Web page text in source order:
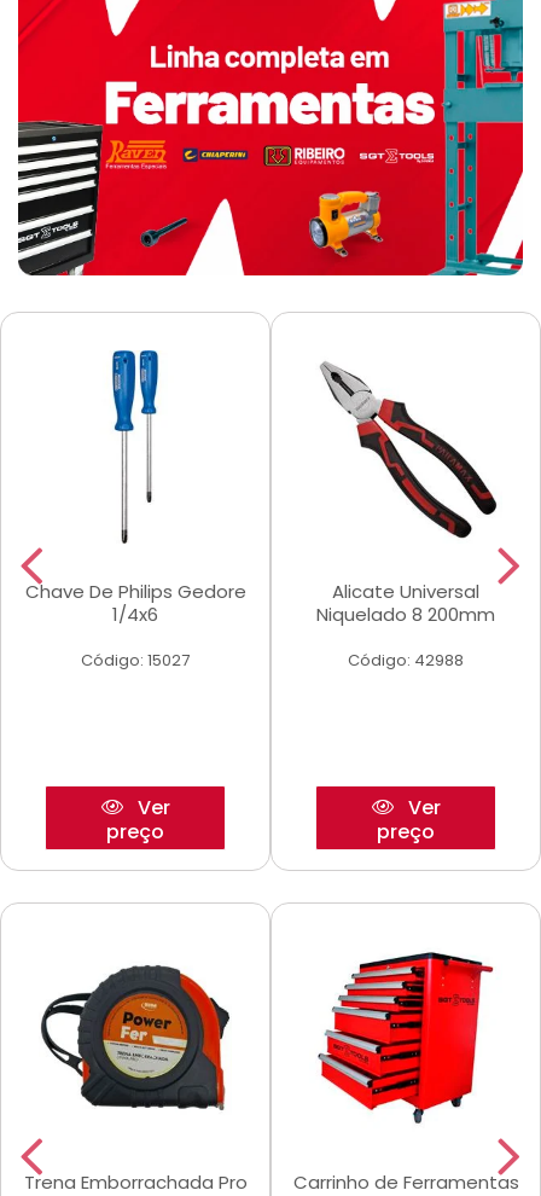
Chave De Philips Gedore
1/4x6
Código: 15027
Ver
preço
Alicate Universal
Niquelado 8 200mm
Código: 42988
Ver
preço
Trena Emborrachada Pro
Carrinho de Ferramentas